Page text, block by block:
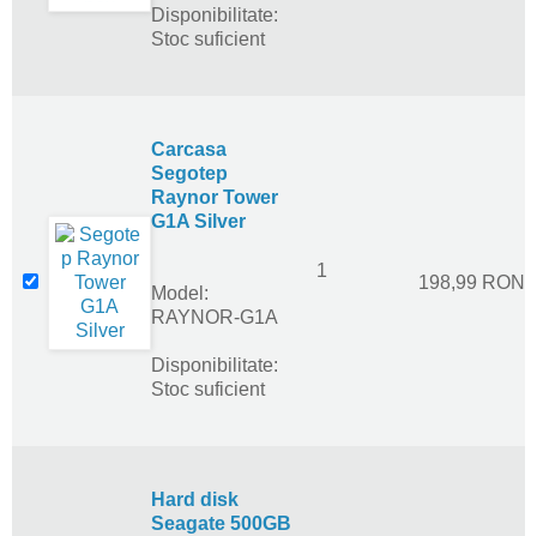
Disponibilitate:
Stoc suficient
Carcasa
Segotep
Raynor Tower
G1A Silver
Model:
RAYNOR-G1A
Disponibilitate:
Stoc suficient
1
198,99 RON
Hard disk
Seagate 500GB